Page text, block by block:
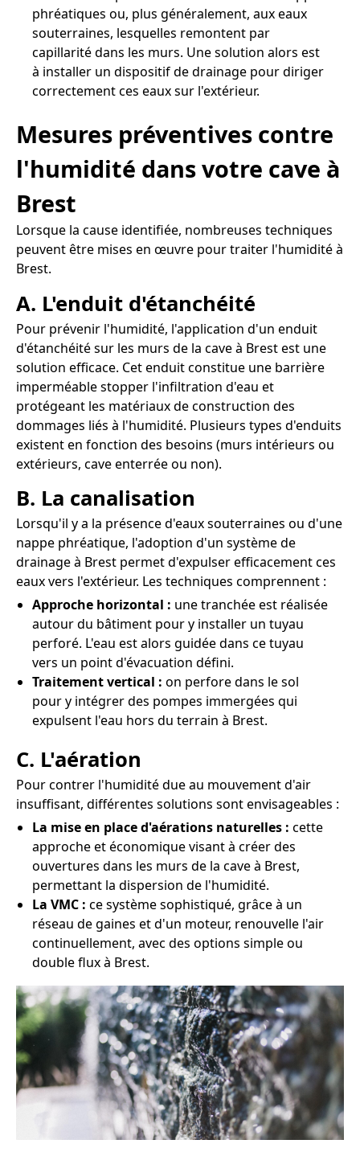
phréatiques ou, plus généralement, aux eaux
souterraines, lesquelles remontent par
capillarité dans les murs. Une solution alors est
à installer un dispositif de drainage pour diriger
correctement ces eaux sur l'extérieur.
Mesures préventives contre
l'humidité dans votre cave à
Brest
Lorsque la cause identifiée, nombreuses techniques
peuvent être mises en œuvre pour traiter l'humidité à
Brest.
A. L'enduit d'étanchéité
Pour prévenir l'humidité, l'application d'un enduit
d'étanchéité sur les murs de la cave à Brest est une
solution efficace. Cet enduit constitue une barrière
imperméable stopper l'infiltration d'eau et
protégeant les matériaux de construction des
dommages liés à l'humidité. Plusieurs types d'enduits
existent en fonction des besoins (murs intérieurs ou
extérieurs, cave enterrée ou non).
B. La canalisation
Lorsqu'il y a la présence d'eaux souterraines ou d'une
nappe phréatique, l'adoption d'un système de
drainage à Brest permet d'expulser efficacement ces
eaux vers l'extérieur. Les techniques comprennent :
Approche horizontal : une tranchée est réalisée
autour du bâtiment pour y installer un tuyau
perforé. L'eau est alors guidée dans ce tuyau
vers un point d'évacuation défini.
Traitement vertical : on perfore dans le sol
pour y intégrer des pompes immergées qui
expulsent l'eau hors du terrain à Brest.
C. L'aération
Pour contrer l'humidité due au mouvement d'air
insuffisant, différentes solutions sont envisageables :
La mise en place d'aérations naturelles : cette
approche et économique visant à créer des
ouvertures dans les murs de la cave à Brest,
permettant la dispersion de l'humidité.
La VMC : ce système sophistiqué, grâce à un
réseau de gaines et d'un moteur, renouvelle l'air
continuellement, avec des options simple ou
double flux à Brest.